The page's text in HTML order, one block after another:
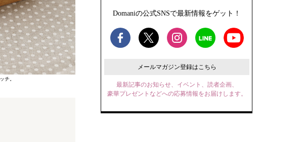
チ。
Domaniの公式SNSで最新情報をゲット！
メールマガジン登録はこちら
最新記事のお知らせ、イベント、読者企画、
豪華プレゼントなどへの応募情報をお届けします。